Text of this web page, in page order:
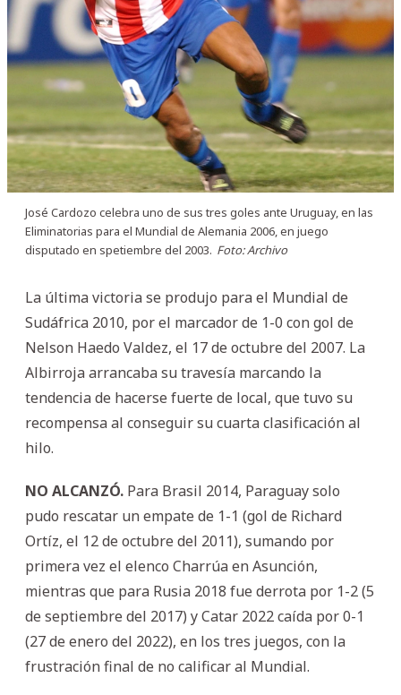
José Cardozo celebra uno de sus tres goles ante Uruguay, en las
Eliminatorias para el Mundial de Alemania 2006, en juego
disputado en spetiembre del 2003. Foto: Archivo
La última victoria se produjo para el Mundial de
Sudáfrica 2010, por el marcador de 1-0 con gol de
Nelson Haedo Valdez, el 17 de octubre del 2007. La
Albirroja arrancaba su travesía marcando la
tendencia de hacerse fuerte de local, que tuvo su
recompensa al conseguir su cuarta clasificación al
hilo.
NO ALCANZÓ. Para Brasil 2014, Paraguay solo
pudo rescatar un empate de 1-1 (gol de Richard
Ortíz, el 12 de octubre del 2011), sumando por
primera vez el elenco Charrúa en Asunción,
mientras que para Rusia 2018 fue derrota por 1-2 (5
de septiembre del 2017) y Catar 2022 caída por 0-1
(27 de enero del 2022), en los tres juegos, con la
frustración final de no calificar al Mundial.